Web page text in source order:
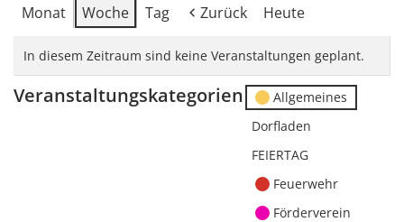
Monat Woche Tag Zurück Heute
In diesem Zeitraum sind keine Veranstaltungen geplant.
Veranstaltungskategorien
Allgemeines
Dorfladen
FEIERTAG
Feuerwehr
Förderverein